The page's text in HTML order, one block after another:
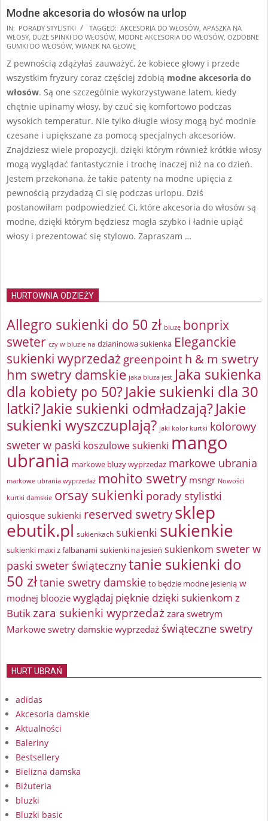
Modne akcesoria do włosów na urlop
2025-
07-
IN: PORADY STYLISTKI TAGGED: AKCESORIA DO WŁOSÓW, APASZKA NA
WŁOSY, DUŻE SPINKI DO WŁOSÓW, MODNE AKCESORIA DO WŁOSÓW, OZDOBNE
GUMKI DO WŁOSÓW, WIANEK NA GŁOWĘ
Z pewnością zdążyłaś zauważyć, że kobiece głowy i przede
wszystkim fryzury coraz częściej zdobią modne akcesoria do
włosów. Są one szczególnie wykorzystywane latem, kiedy
chętnie upinamy włosy, by czuć się komfortowo podczas
wysokich temperatur. Nie tylko długie włosy mogą być modnie
czesane i upiększane za pomocą specjalnych akcesoriów.
Znajdziesz wiele propozycji, dzięki którym również krótkie włosy
mogą wyglądać fantastycznie i trochę inaczej niż na co dzień.
Jestem przekonana, że takie patenty na modne upięcia z
pewnością przydadzą Ci się podczas urlopu. Dziś
postanowiłam podpowiedzieć Ci, które akcesoria do włosów są
modne, dzięki którym będziesz mogła szybko i ładnie upiąć
włosy i prezentować się stylowo. Zapraszam …
HURTOWNIA ODZIEŻY
Allegro sukienki do 50 zł bluzę bonprix
sweter czy w bluzie na dzianinowa sukienka Eleganckie
sukienki wyprzedaż greenpointh & m swetry
hm swetry damskie jaka bluza jest Jaka sukienka
dla kobiety po 50?Jakie sukienki dla 30
latki?Jakie sukienki odmładzają?Jakie
sukienki wyszczuplają? jaki kolor kurtki kolorowy
sweter w paski koszulowe sukienki mango
ubrania markowe bluzy wyprzedaż markowe ubrania
markowe ubrania wyprzedaż mohito swetry msngr Nowości
kurtki damskie orsay sukienki porady stylistki
quiosque sukienki reserved swetrysklep
ebutik.pl sukienkach sukienki sukienkie
sukienki maxi z falbanami sukienki na jesień sukienkom sweter w
paski sweter świątecznytanie sukienki do
50 złtanie swetry damskie to będzie modne jesienią w
modnej bloozie wyglądaj pięknie dzięki sukienkom z
Butikzara sukienki wyprzedażzara swetrym
Markowe swetry damskie wyprzedaż świąteczne swetry
HURT UBRAŃ
adidas
Akcesoria damskie
Aktualności
Baleriny
Bestsellery
Bielizna damska
Biżuteria
bluzki
Bluzki basic